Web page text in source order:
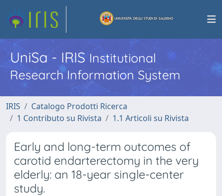
UniSa - IRISInstitutional
Research Information System
IRIS
Catalogo Prodotti Ricerca
1 Contributo su Rivista
1.1 Articoli su Rivista
Early and long-term outcomes of
carotid endarterectomy in the very
elderly: an 18-year single-center
study.